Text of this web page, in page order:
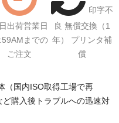
出荷営業日
までの
ご注文
印字不
良 無償交換（1
年） プリンタ補
償
（国内ISO取得工場で再
購入後トラブルへの迅速対